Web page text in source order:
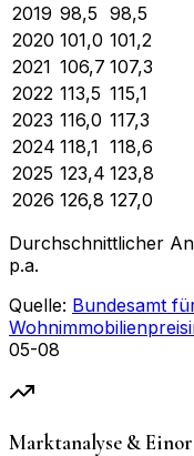
2019 98,5 98,5
2020 101,0 101,2
2021 106,7 107,3
2022 113,5 115,1
2023 116,0 117,3
2024 118,1 118,6
2025 123,4 123,8
2026 126,8 127,0
Durchschnittlicher
p.a.
Quelle: Bundesamt
05-08
Marktanalyse &